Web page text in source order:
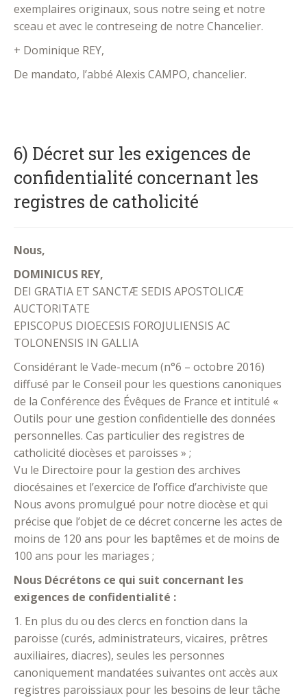
exemplaires originaux, sous notre seing et notre
sceau et avec le contreseing de notre Chancelier.
+ Dominique REY,
De mandato, l’abbé Alexis CAMPO, chancelier.
6) Décret sur les exigences de
confidentialité concernant les
registres de catholicité
Nous,
DOMINICUS REY,
DEI GRATIA ET SANCTÆ SEDIS APOSTOLICÆ
AUCTORITATE
EPISCOPUS DIOECESIS FOROJULIENSIS AC
TOLONENSIS IN GALLIA
Considérant le Vade-mecum (n°6 – octobre 2016)
diffusé par le Conseil pour les questions canoniques
de la Conférence des Évêques de France et intitulé «
Outils pour une gestion confidentielle des données
personnelles. Cas particulier des registres de
catholicité diocèses et paroisses » ;
Vu le Directoire pour la gestion des archives
diocésaines et l’exercice de l’office d’archiviste que
Nous avons promulgué pour notre diocèse et qui
précise que l’objet de ce décret concerne les actes de
moins de 120 ans pour les baptêmes et de moins de
100 ans pour les mariages ;
Nous Décrétons ce qui suit concernant les
exigences de confidentialité :
1. En plus du ou des clercs en fonction dans la
paroisse (curés, administrateurs, vicaires, prêtres
auxiliaires, diacres), seules les personnes
canoniquement mandatées suivantes ont accès aux
registres paroissiaux pour les besoins de leur tâche